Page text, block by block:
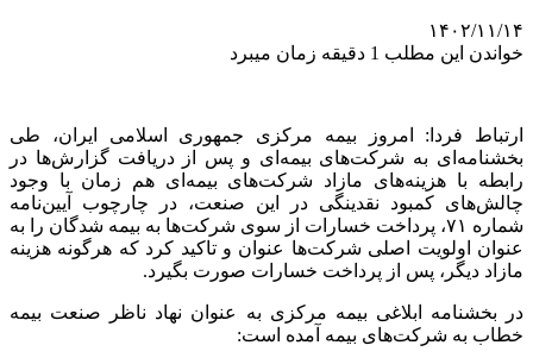
۱۴۰۲/۱۱/۱۴
خواندن این مطلب 1 دقیقه زمان میبرد
ارتباط فردا: امروز بیمه مرکزی جمهوری اسلامی ایران، طی
بخشنامه‌ای به شرکت‌های بیمه‌ای و پس از دریافت گزارش‌ها در
رابطه با هزینه‌های مازاد شرکت‌های بیمه‌ای هم زمان با وجود
چالش‌های کمبود نقدینگی در این صنعت، در چارچوب آیین‌نامه
شماره ۷۱، پرداخت خسارات از سوی شرکت‌ها به بیمه شدگان را به
عنوان اولویت اصلی شرکت‌ها عنوان و تاکید کرد که هرگونه هزینه
مازاد دیگر، پس از پرداخت خسارات صورت بگیرد.
در بخشنامه ابلاغی بیمه مرکزی به عنوان نهاد ناظر صنعت بیمه
خطاب به شرکت‌های بیمه آمده است: